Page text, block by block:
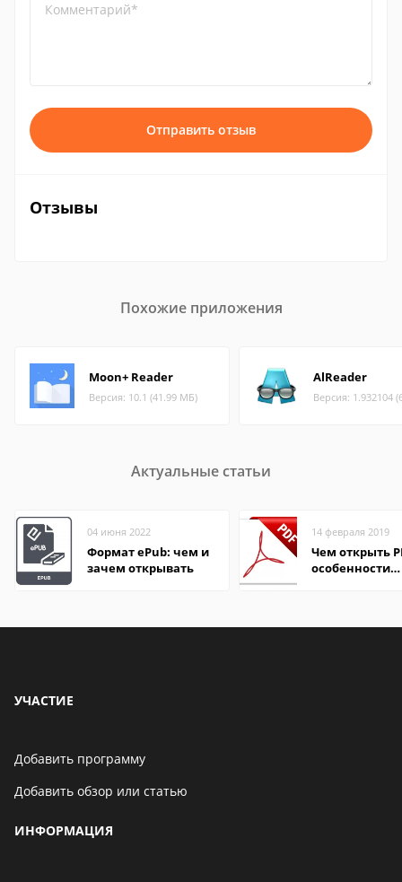
Комментарий*
Отправить отзыв
Отзывы
Похожие приложения
Moon+ Reader
Версия: 10.1 (41.99 МБ)
AlReader
Версия: 1.932104
Актуальные статьи
04 июня 2022
Формат ePub: чем и
зачем открывать
14 февраля 2019
Чем открыть
особенности
УЧАСТИЕ
Добавить программу
Добавить обзор или статью
ИНФОРМАЦИЯ